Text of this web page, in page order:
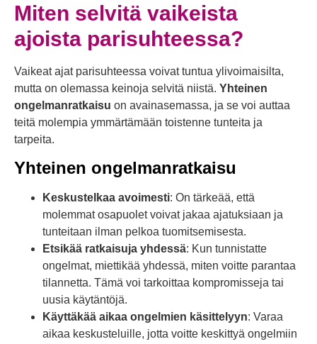
Miten selvitä vaikeista
ajoista parisuhteessa?
Vaikeat ajat parisuhteessa voivat tuntua ylivoimaisilta,
mutta on olemassa keinoja selvitä niistä. Yhteinen
ongelmanratkaisu on avainasemassa, ja se voi auttaa
teitä molempia ymmärtämään toistenne tunteita ja
tarpeita.
Yhteinen ongelmanratkaisu
Keskustelkaa avoimesti: On tärkeää, että
molemmat osapuolet voivat jakaa ajatuksiaan ja
tunteitaan ilman pelkoa tuomitsemisesta.
Etsikää ratkaisuja yhdessä: Kun tunnistatte
ongelmat, miettikää yhdessä, miten voitte parantaa
tilannetta. Tämä voi tarkoittaa kompromisseja tai
uusia käytäntöjä.
Käyttäkää aikaa ongelmien käsittelyyn: Varaa
aikaa keskusteluille, jotta voitte keskittyä ongelmiin